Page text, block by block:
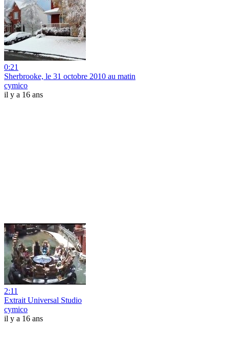
0:21
Sherbrooke, le 31 octobre 2010 au matin
cymico
il y a 16 ans
2:11
Extrait Universal Studio
cymico
il y a 16 ans